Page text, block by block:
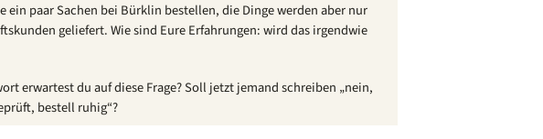
ein paar Sachen bei Bürklin bestellen, die Dinge werden aber nur
geliefert. Wie sind Eure Erfahrungen: wird das irgendwie
erwartest du auf diese Frage? Soll jetzt jemand schreiben „nein,
bestell ruhig“?